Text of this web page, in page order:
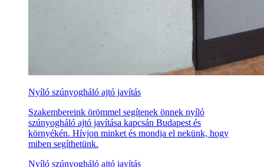
Nyíló szúnyogháló ajtó javítás
Szakembereink örömmel segítenek önnek nyíló
szúnyogháló ajtó javítása kapcsán Budapest és
környékén. Hívjon minket és mondja el nekünk, hogy
miben segíthetünk.
Nyíló szúnyogháló ajtó javítás